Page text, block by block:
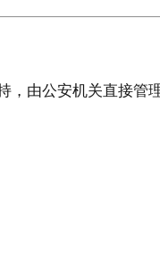
由公安机关直接管